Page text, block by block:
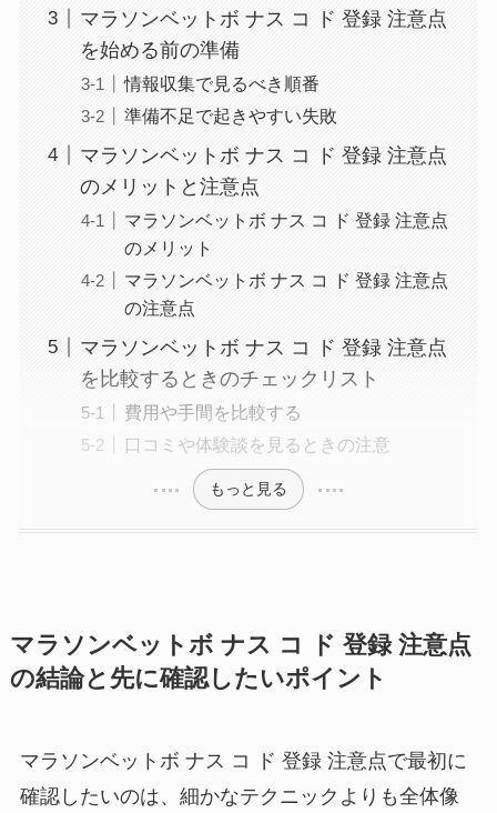
マラソンベットボ ナス コ ド 登録 注意点
を始める前の準備
情報収集で見るべき順番
準備不足で起きやすい失敗
マラソンベットボ ナス コ ド 登録 注意点
のメリットと注意点
マラソンベットボ ナス コ ド 登録 注意点
のメリット
マラソンベットボ ナス コ ド 登録 注意点
の注意点
マラソンベットボ ナス コ ド 登録 注意点
を比較するときのチェックリスト
費用や手間を比較する
口コミや体験談を見るときの注意
もっと見る
マラソンベットボ ナス コ ド 登録 注意点
の結論と先に確認したいポイント
マラソンベットボ ナス コ ド 登録 注意点で最初に
確認したいのは、細かなテクニックよりも全体像